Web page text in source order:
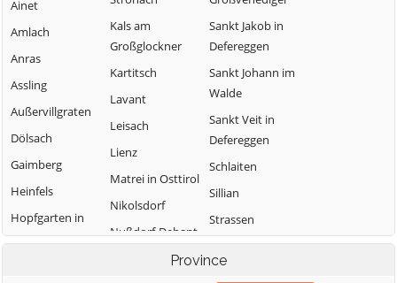
Ainet
Amlach
Anras
Assling
Außervillgraten
Dölsach
Gaimberg
Heinfels
Hopfgarten in
Defereggen
Kals am
Großglockner
Kartitsch
Lavant
Leisach
Lienz
Matrei in Osttirol
Nikolsdorf
Nußdorf-Debant
Sankt Jakob in
Defereggen
Sankt Johann im
Walde
Sankt Veit in
Defereggen
Schlaiten
Sillian
Strassen
Thurn
Province